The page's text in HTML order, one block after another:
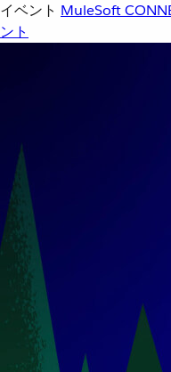
イベント MuleSoft
ント